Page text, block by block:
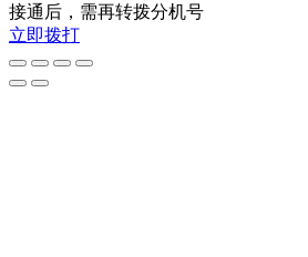
接通后，需再转拨分机号
立即拨打